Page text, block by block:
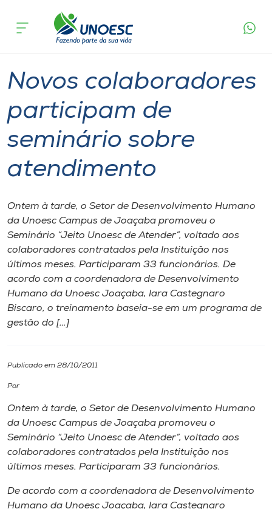
Cursos
Atendimento ao Estudante
Portal de Ensino
A
Internacionalização
I.nova
Cultura
CPA
Biblioteca
acontece
Novos colaboradores
participam de
seminário sobre
atendimento
Ontem à tarde, o Setor de Desenvolvimento Humano
da Unoesc Campus de Joaçaba promoveu o
Seminário “Jeito Unoesc de Atender”, voltado aos
colaboradores contratados pela Instituição nos
últimos meses. Participaram 33 funcionários. De
acordo com a coordenadora de Desenvolvimento
Humano da Unoesc Joaçaba, Iara Castegnaro
Biscaro, o treinamento baseia-se em um programa de
gestão do […]
Publicado em 28/10/2011
Por
Ontem à tarde, o Setor de Desenvolvimento Humano
da Unoesc Campus de Joaçaba promoveu o
Seminário “Jeito Unoesc de Atender”, voltado aos
colaboradores contratados pela Instituição nos
últimos meses. Participaram 33 funcionários.
De acordo com a coordenadora de Desenvolvimento
Humano da Unoesc Joaçaba, Iara Castegnaro